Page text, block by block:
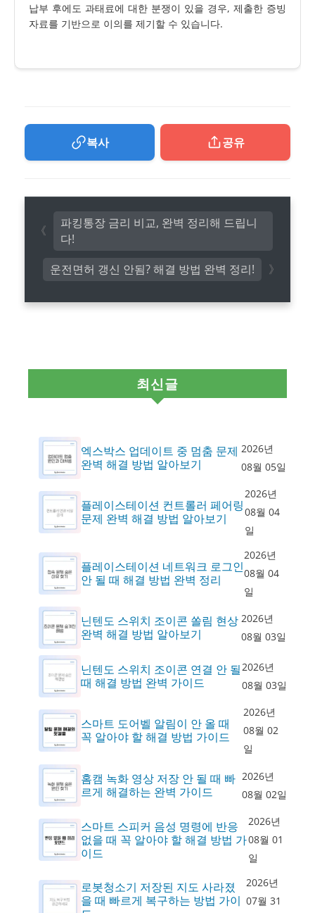
납부 후에도 과태료에 대한 분쟁이 있을 경우, 제출한 증빙
자료를 기반으로 이의를 제기할 수 있습니다.
복사 공유
운전면허 갱신 안됨? 해결 방법 완벽 정리!
파킹통장 금리 비교, 완벽 정리해 드립니
다!
최신글
엑스박스 업데이트 중 멈춤 문제
완벽 해결 방법 알아보기
2026년
08월 05일
플레이스테이션 컨트롤러 페어링
문제 완벽 해결 방법 알아보기
2026년
08월 04
일
플레이스테이션 네트워크 로그인
안 될 때 해결 방법 완벽 정리
2026년
08월 04
일
닌텐도 스위치 조이콘 쏠림 현상
완벽 해결 방법 알아보기
2026년
08월 03일
닌텐도 스위치 조이콘 연결 안 될
때 해결 방법 완벽 가이드
2026년
08월 03일
스마트 도어벨 알림이 안 올 때
꼭 알아야 할 해결 방법 가이드
2026년
08월 02
일
홈캠 녹화 영상 저장 안 될 때 빠
르게 해결하는 완벽 가이드
2026년
08월 02일
스마트 스피커 음성 명령에 반응
없을 때 꼭 알아야 할 해결 방법 가
이드
2026년
08월 01
일
로봇청소기 저장된 지도 사라졌
을 때 빠르게 복구하는 방법 가이
2026년
07월 31